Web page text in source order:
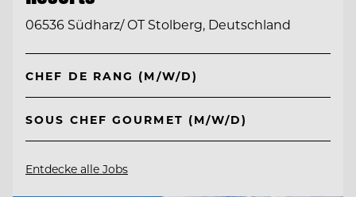
06536 Südharz/ OT Stolberg, Deutschland
CHEF DE RANG (M/W/D)
SOUS CHEF GOURMET (M/W/D)
Entdecke alle Jobs